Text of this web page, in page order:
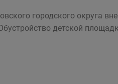
городского округа
детской